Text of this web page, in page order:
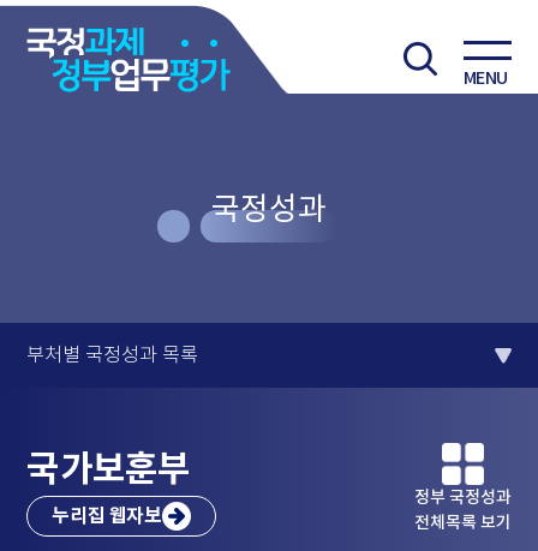
MENU
국정성과
부처별 국정성과 목록
국가보훈부
누리집 웹자보
정부 국정성과
전체목록 보기